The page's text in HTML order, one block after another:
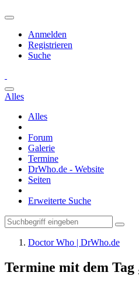
Anmelden
Registrieren
Suche
Alles
Alles
Forum
Galerie
Termine
DrWho.de - Website
Seiten
Erweiterte Suche
Doctor Who | DrWho.de
Termine mit dem